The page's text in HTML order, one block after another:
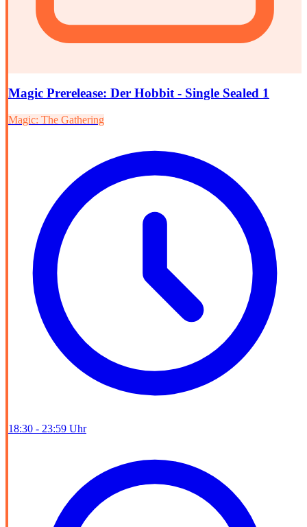
Magic Prerelease: Der Hobbit - Single Sealed 1
Magic: The Gathering
18:30 - 23:59 Uhr